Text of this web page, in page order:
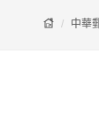
中華